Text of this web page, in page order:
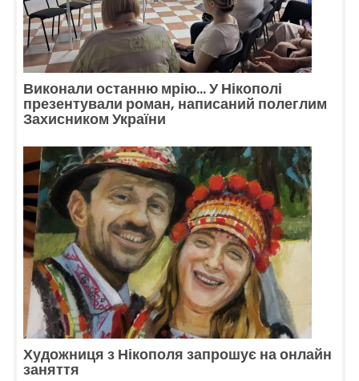
Виконали останню мрію… У Нікополі
презентували роман, написаний полеглим
Захисником України
Художниця з Нікополя запрошує на онлайн
заняття